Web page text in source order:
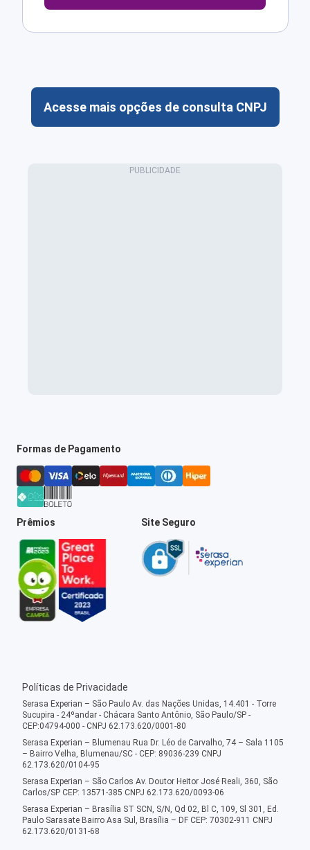
Acesse mais opções de consulta CNPJ
Formas de Pagamento
Prêmios Site Seguro
Políticas de Privacidade
Serasa Experian – São Paulo Av. das Nações Unidas, 14.401 - Torre
Sucupira - 24ºandar - Chácara Santo Antônio, São Paulo/SP -
CEP:04794-000 - CNPJ 62.173.620/0001-80
Serasa Experian – Blumenau Rua Dr. Léo de Carvalho, 74 – Sala 1105
– Bairro Velha, Blumenau/SC - CEP: 89036-239 CNPJ
62.173.620/0104-95
Serasa Experian – São Carlos Av. Doutor Heitor José Reali, 360, São
Carlos/SP CEP: 13571-385 CNPJ 62.173.620/0093-06
Serasa Experian – Brasília ST SCN, S/N, Qd 02, Bl C, 109, Sl 301, Ed.
Paulo Sarasate Bairro Asa Sul, Brasília – DF CEP: 70302-911 CNPJ
62.173.620/0131-68